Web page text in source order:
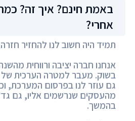
באמת חינם? איך זה?
אחרי?
תמיד היה חשוב לנו להחזיר
אנחנו חברה יציבה ורווחית
בשוק. מעבר למטרה הערכית
גם עוזר לנו בפרסום המערכת,
מהעסקים שנרשמים אליו, גם
בהמשך.